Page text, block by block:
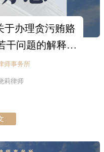
于办理贪污贿赂
干问题的解释
得分享
师事务所
莉律师